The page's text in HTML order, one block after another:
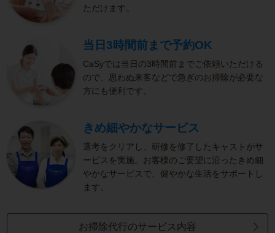
ただけます。
当日3時間前まで予約OK
CaSyでは当日の3時間前までご依頼いただける
ので、思わぬ来客などで急ぎのお掃除が必要な
方にも便利です。
きめ細やかなサービス
選考をクリアし、研修を修了したキャストがサ
ービスを実施。お客様のご要望に沿ったきめ細
やかなサービスで、健やかな生活をサポートし
ます。
お掃除代行のサービス内容